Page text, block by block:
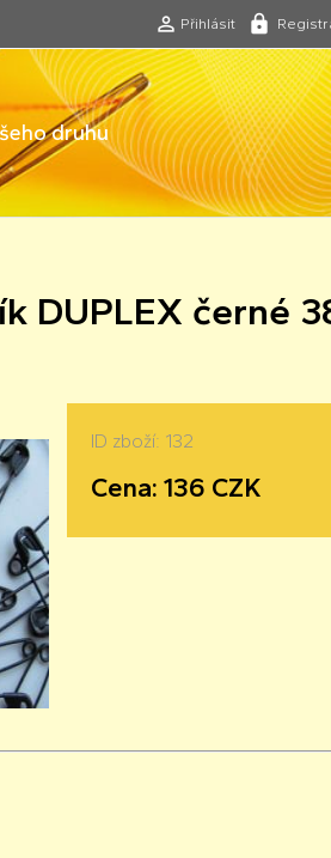
Přihlásit
druhu
DUPLEX černé
ID zboží: 132
Cena: 136 CZK